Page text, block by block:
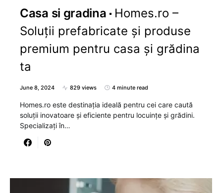
Casa si gradina
Homes.ro –
Soluții prefabricate și produse
premium pentru casa și grădina
ta
June 8, 2024 829 views 4 minute read
Homes.ro este destinația ideală pentru cei care caută
soluții inovatoare și eficiente pentru locuințe și grădini.
Specializați în…